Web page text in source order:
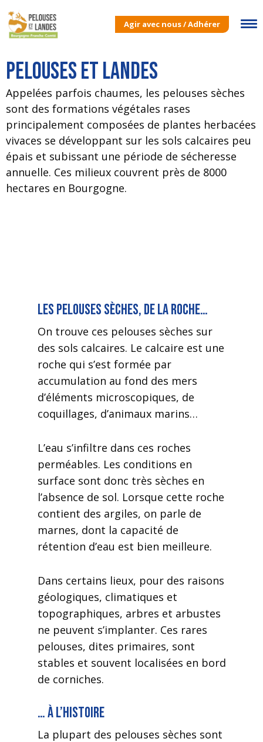
Agir avec nous / Adhérer
Pelouses et landes
Appelées parfois chaumes, les pelouses sèches
sont des formations végétales rases
principalement composées de plantes herbacées
vivaces se développant sur les sols calcaires peu
épais et subissant une période de sécheresse
annuelle. Ces milieux couvrent près de 8000
hectares en Bourgogne.
Les pelouses sèches, de la roche…
On trouve ces pelouses sèches sur
des sols calcaires. Le calcaire est une
roche qui s’est formée par
accumulation au fond des mers
d’éléments microscopiques, de
coquillages, d’animaux marins…
L’eau s’infiltre dans ces roches
perméables. Les conditions en
surface sont donc très sèches en
l’absence de sol. Lorsque cette roche
contient des argiles, on parle de
marnes, dont la capacité de
rétention d’eau est bien meilleure.
Dans certains lieux, pour des raisons
géologiques, climatiques et
topographiques, arbres et arbustes
ne peuvent s’implanter. Ces rares
pelouses, dites primaires, sont
stables et souvent localisées en bord
de corniches.
… à l’histoire
La plupart des pelouses sèches sont